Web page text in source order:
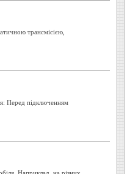
трансмісією,
Перед підключенням